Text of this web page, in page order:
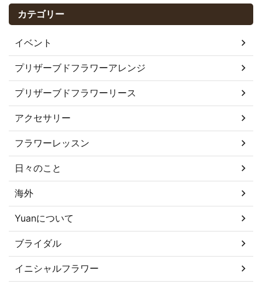
カテゴリー
イベント
プリザーブドフラワーアレンジ
プリザーブドフラワーリース
アクセサリー
フラワーレッスン
日々のこと
海外
Yuanについて
ブライダル
イニシャルフラワー